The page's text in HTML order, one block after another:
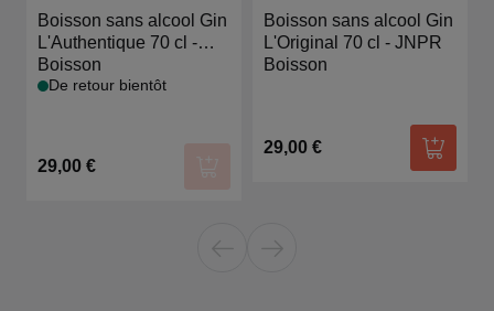
Boisson sans alcool Gin
L'Authentique 70 cl -
JNPR
Boisson
De retour bientôt
29,00 €
Boisson sans alcool Gin
L'Original 70 cl - JNPR
Boisson
29,00 €
Ajouter